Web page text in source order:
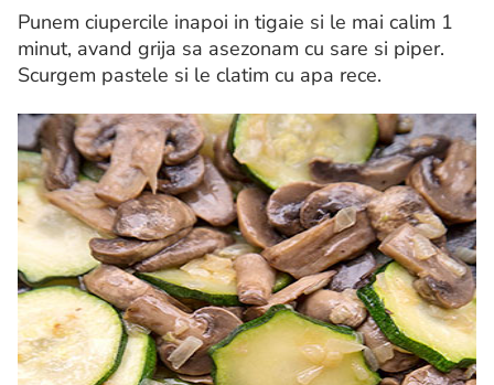
Punem ciupercile inapoi in tigaie si le mai calim 1
minut, avand grija sa asezonam cu sare si piper.
Scurgem pastele si le clatim cu apa rece.